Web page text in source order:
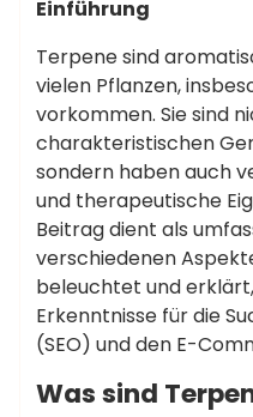
Einführung
Terpene sind
vielen Pflanzen,
vorkommen. Sie sind
charakteristischen
sondern haben auch
und therapeutische
Beitrag dient als
verschiedenen
beleuchtet und
Erkenntnisse für die
(SEO) und den E-
Was sind